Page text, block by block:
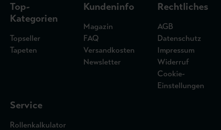
Top-
Kategorien
Topseller
Tapeten
Kundeninfo
Magazin
FAQ
Versandkosten
Newsletter
Rechtliches
AGB
Datenschutz
Impressum
Widerruf
Cookie-
Einstellungen
Service
Rollenkalkulator